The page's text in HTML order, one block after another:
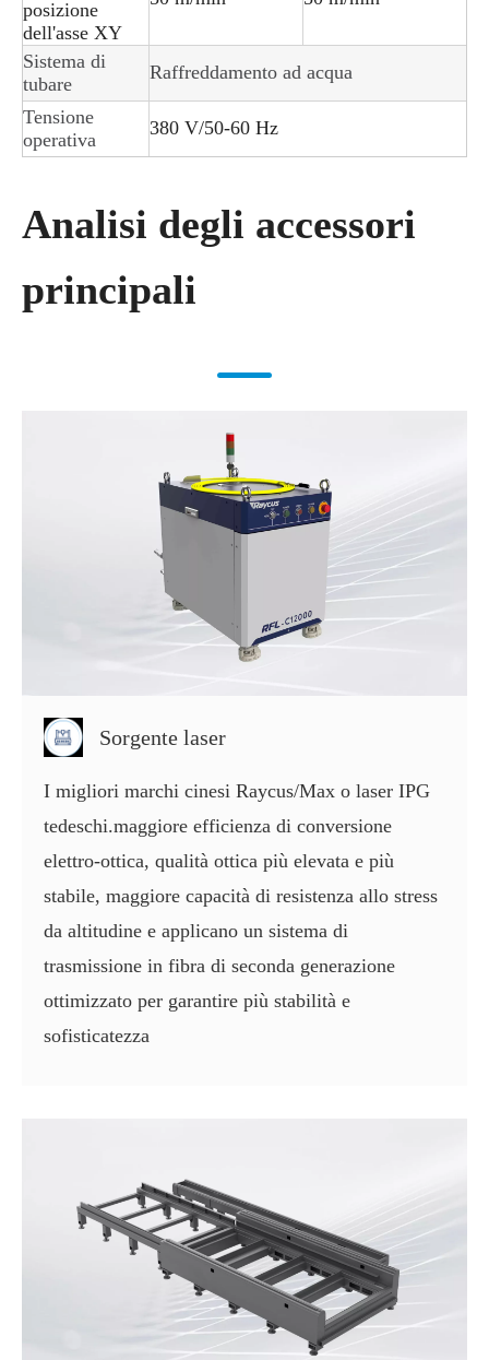
posizione
dell'asse XY
Sistema di
tubare
Raffreddamento ad acqua
Tensione
operativa
380 V/50-60 Hz
Analisi degli accessori
principali​​​​​​​
Sorgente laser
I migliori marchi cinesi Raycus/Max o laser IPG
tedeschi.maggiore efficienza di conversione
elettro-ottica, qualità ottica più elevata e più
stabile, maggiore capacità di resistenza allo stress
da altitudine e applicano un sistema di
trasmissione in fibra di seconda generazione
ottimizzato per garantire più stabilità e
sofisticatezza